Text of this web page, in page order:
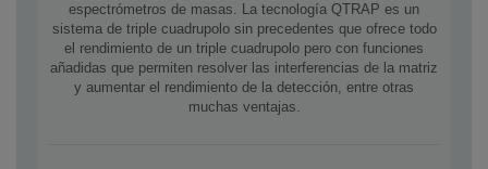
espectrómetros de masas. La tecnología QTRAP es un
sistema de triple cuadrupolo sin precedentes que ofrece todo
el rendimiento de un triple cuadrupolo pero con funciones
añadidas que permiten resolver las interferencias de la matriz
y aumentar el rendimiento de la detección, entre otras
muchas ventajas.